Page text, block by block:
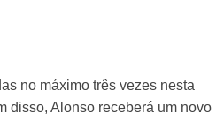
no máximo três vezes nesta
disso, Alonso receberá um novo